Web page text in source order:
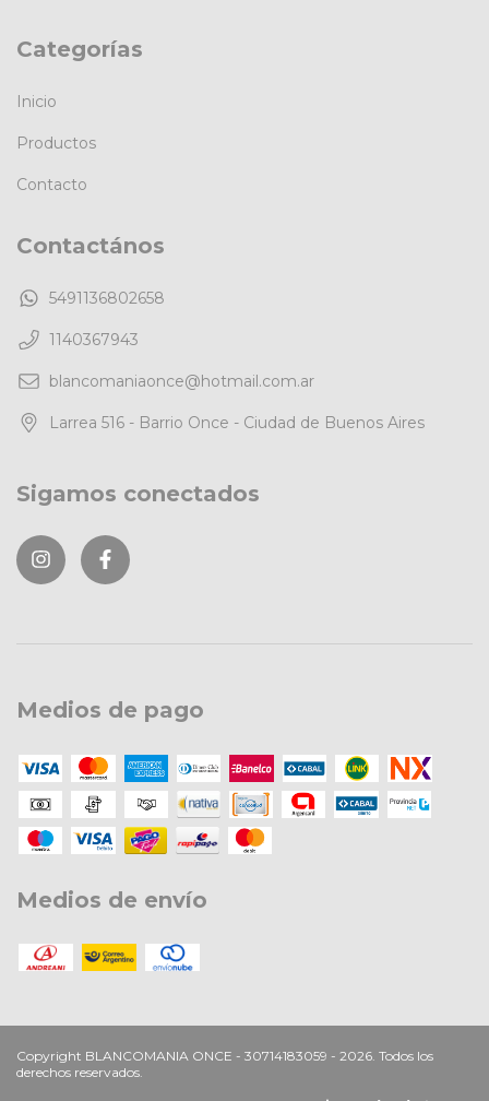
Categorías
Inicio
Productos
Contacto
Contactános
5491136802658
1140367943
blancomaniaonce@hotmail.com.ar
Larrea 516 - Barrio Once - Ciudad de Buenos Aires
Sigamos conectados
Medios de pago
Medios de envío
Copyright BLANCOMANIA ONCE - 30714183059 - 2026. Todos los
derechos reservados.